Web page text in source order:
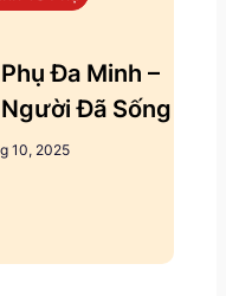
Đa Minh –
Đã Sống
10, 2025